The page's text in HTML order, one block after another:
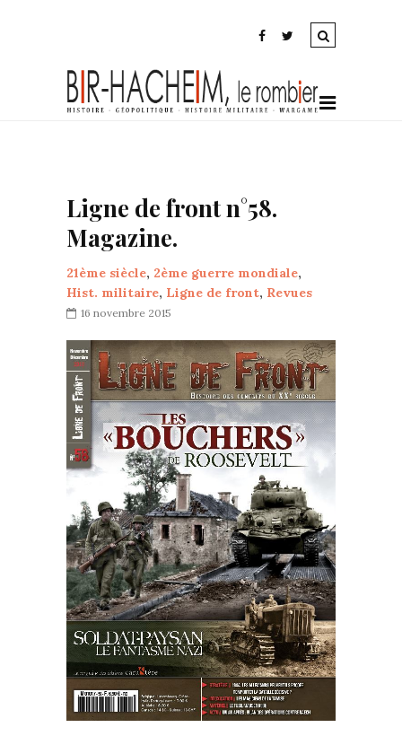
Ligne de front n°58.
Magazine.
21ème siècle, 2ème guerre mondiale,
Hist. militaire, Ligne de front, Revues
16 novembre 2015